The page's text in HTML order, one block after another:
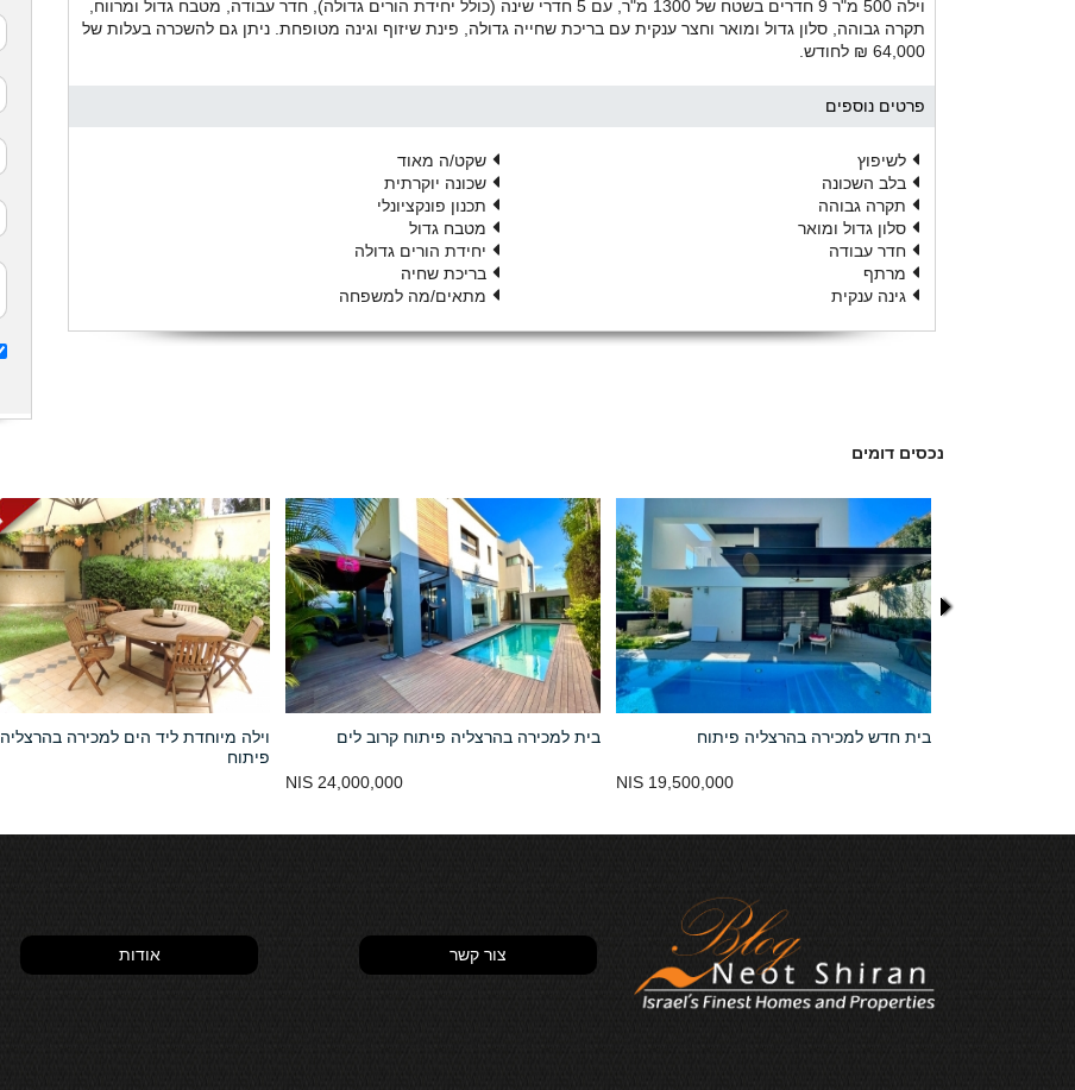
וילה 500 מ"ר 9 חדרים בשטח של 1300 מ"ר, עם 5 חדרי שינה (כולל יחידת הורים גדולה), חדר עבודה, מטבח גדול ומרווח,
תקרה גבוהה, סלון גדול ומואר וחצר ענקית עם בריכת שחייה גדולה, פינת שיזוף וגינה מטופחת. ניתן גם להשכרה בעלות של
64,000 ₪ לחודש.
פרטים נוספים
לשיפוץ
שקט/ה מאוד
בלב השכונה
שכונה יוקרתית
תקרה גבוהה
תכנון פונקציונלי
סלון גדול ומואר
מטבח גדול
חדר עבודה
יחידת הורים גדולה
מרתף
בריכת שחיה
גינה ענקית
מתאים/מה למשפחה
נכסים דומים
וילה מיוחדת ליד הים למכירה בהרצליה
פיתוח
בית למכירה בהרצליה פיתוח קרוב לים
24,000,000 NIS
בית חדש למכירה בהרצליה פיתוח
19,500,000 NIS
צור קשר אודות